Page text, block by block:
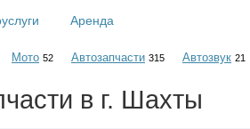
Аренда
Мото 52 Автозапчасти 315 Автозвук 21
в г. Шахты